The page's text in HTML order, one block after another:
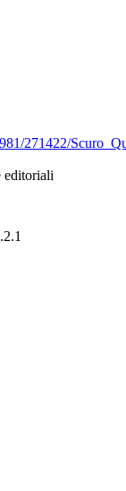
271422/
editoriali